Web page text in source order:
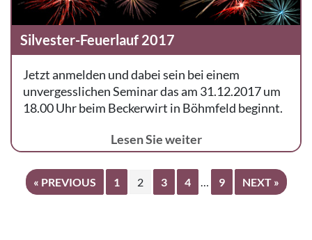
Silvester-Feuerlauf 2017
Jetzt anmelden und dabei sein bei einem
unvergesslichen Seminar das am 31.12.2017 um
18.00 Uhr beim Beckerwirt in Böhmfeld beginnt.
Lesen Sie weiter
« PREVIOUS 1 2 3 4 9 NEXT »